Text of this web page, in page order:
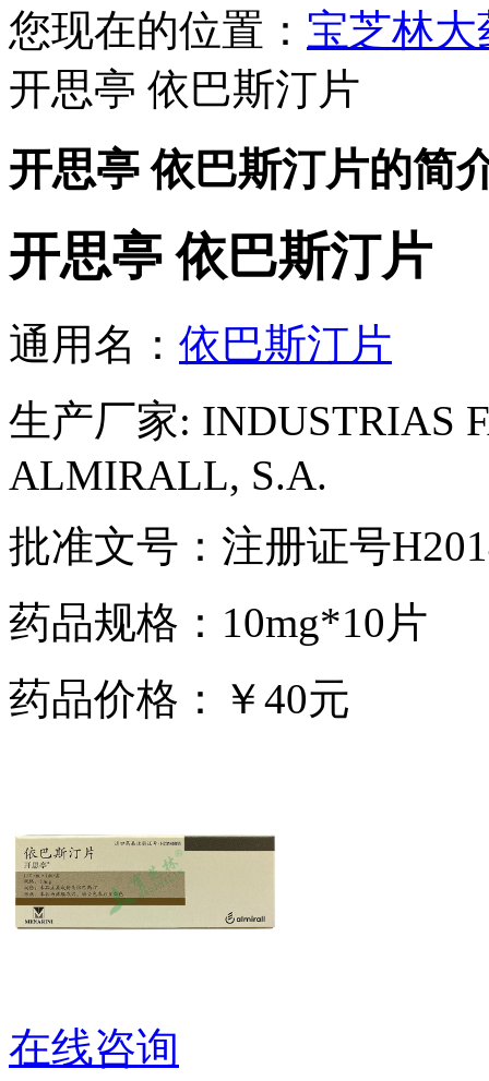
您现在的位置： 宝芝林大
开思亭 依巴斯汀片
开思亭 依巴斯汀片的简
开思亭 依巴斯汀片
通用名： 依巴斯汀片
生产厂家: INDUSTRIAS
ALMIRALL, S.A.
批准文号：注册证号
药品规格：10mg*10片
药品价格：￥40元
在线咨询